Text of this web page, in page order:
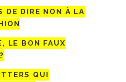
DE DIRE NON À LA
LE BON FAUX
QUI